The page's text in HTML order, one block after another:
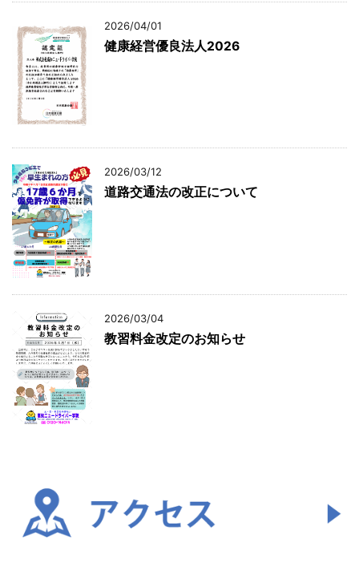
2026/04/01
健康経営優良法人2026
2026/03/12
道路交通法の改正について
2026/03/04
教習料金改定のお知らせ